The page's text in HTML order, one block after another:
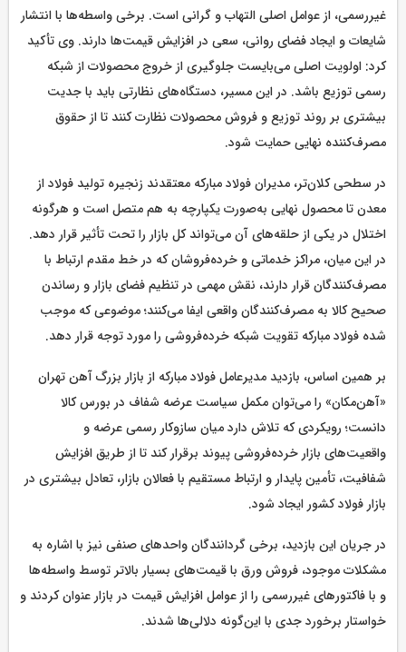
غیررسمی، از عوامل اصلی التهاب و گرانی است. برخی واسطه‌ها با انتشار
شایعات و ایجاد فضای روانی، سعی در افزایش قیمت‌ها دارند. وی تأکید
کرد: اولویت اصلی می‌بایست جلوگیری از خروج محصولات از شبکه
رسمی توزیع باشد. در این مسیر، دستگاه‌های نظارتی باید با جدیت
بیشتری بر روند توزیع و فروش محصولات نظارت کنند تا از حقوق
مصرف‌کننده نهایی حمایت شود.
در سطحی کلان‌تر، مدیران فولاد مبارکه معتقدند زنجیره تولید فولاد از
معدن تا محصول نهایی به‌صورت یکپارچه به هم متصل است و هرگونه
اختلال در یکی از حلقه‌های آن می‌تواند کل بازار را تحت تأثیر قرار دهد.
در این میان، مراکز خدماتی و خرده‌فروشان که در خط مقدم ارتباط با
مصرف‌کنندگان قرار دارند، نقش مهمی در تنظیم فضای بازار و رساندن
صحیح کالا به مصرف‌کنندگان واقعی ایفا می‌کنند؛ موضوعی که موجب
شده فولاد مبارکه تقویت شبکه خرده‌فروشی را مورد توجه قرار دهد.
بر همین اساس، بازدید مدیرعامل فولاد مبارکه از بازار بزرگ آهن تهران
«آهن‌مکان» را می‌توان مکمل سیاست عرضه شفاف در بورس کالا
دانست؛ رویکردی که تلاش دارد میان سازوکار رسمی عرضه و
واقعیت‌های بازار خرده‌فروشی پیوند برقرار کند تا از طریق افزایش
شفافیت، تأمین پایدار و ارتباط مستقیم با فعالان بازار، تعادل بیشتری در
بازار فولاد کشور ایجاد شود.
در جریان این بازدید، برخی گردانندگان واحدهای صنفی نیز با اشاره به
مشکلات موجود، فروش ورق با قیمت‌های بسیار بالاتر توسط واسطه‌ها
و با فاکتورهای غیررسمی را از عوامل افزایش قیمت در بازار عنوان کردند و
خواستار برخورد جدی با این‌گونه دلالی‌ها شدند.